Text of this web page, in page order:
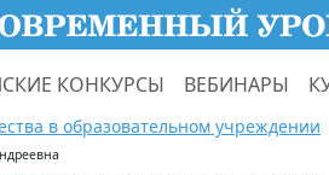
КОНКУРСЫ ВЕБИНАРЫ
в образовательном учреждении